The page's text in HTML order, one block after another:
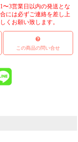
3営業日以内の発送とな
には必ずご連絡を差し上
くお願い致します。
この商品の問い合せ